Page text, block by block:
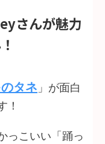
さんが魅力
タネ 」が面白
！
っこいい「踊っ